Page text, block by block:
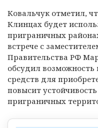
Ковальчук отметил,
Клинцах будет
приграничных
встрече с
Правительства РФ
обсудил
средств для
повысит
приграничных